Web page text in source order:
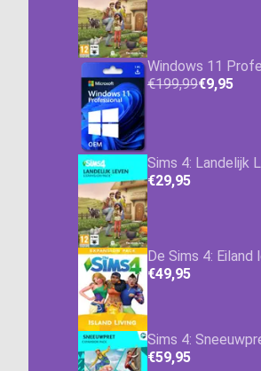
Windows 11
€199,99€9,95
Sims 4: Landelijk
€29,95
De Sims 4: Eiland
€49,95
Sims 4:
€59,95